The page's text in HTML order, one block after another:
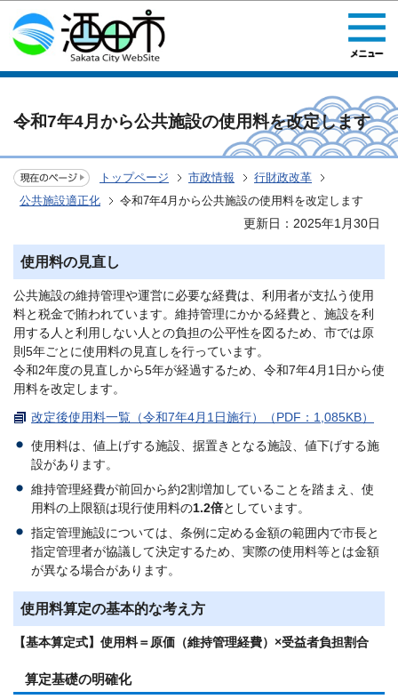
このページの本文へ移動
令和7年4月から公共施設の使用料を改定します
トップページ 市政情報
行財政改革
公共施設適正化
令和7年4月から公共施設の使用料を改定します
更新日：2025年1月30日
使用料の見直し
公共施設の維持管理や運営に必要な経費は、利用者が支払う使用
料と税金で賄われています。維持管理にかかる経費と、施設を利
用する人と利用しない人との負担の公平性を図るため、市では原
則5年ごとに使用料の見直しを行っています。
令和2年度の見直しから5年が経過するため、令和7年4月1日から使
用料を改定します。
改定後使用料一覧（令和7年4月1日施行）（PDF：1,085KB）
使用料は、値上げする施設、据置きとなる施設、値下げする施
設があります。
維持管理経費が前回から約2割増加していることを踏まえ、使
用料の上限額は現行使用料の1.2倍としています。
指定管理施設については、条例に定める金額の範囲内で市長と
指定管理者が協議して決定するため、実際の使用料等とは金額
が異なる場合があります。
使用料算定の基本的な考え方
【基本算定式】使用料＝原価（維持管理経費）×受益者負担割合
算定基礎の明確化